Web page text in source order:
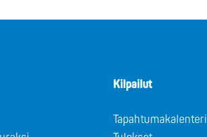
Kilpailut
Tapahtumakalenteri